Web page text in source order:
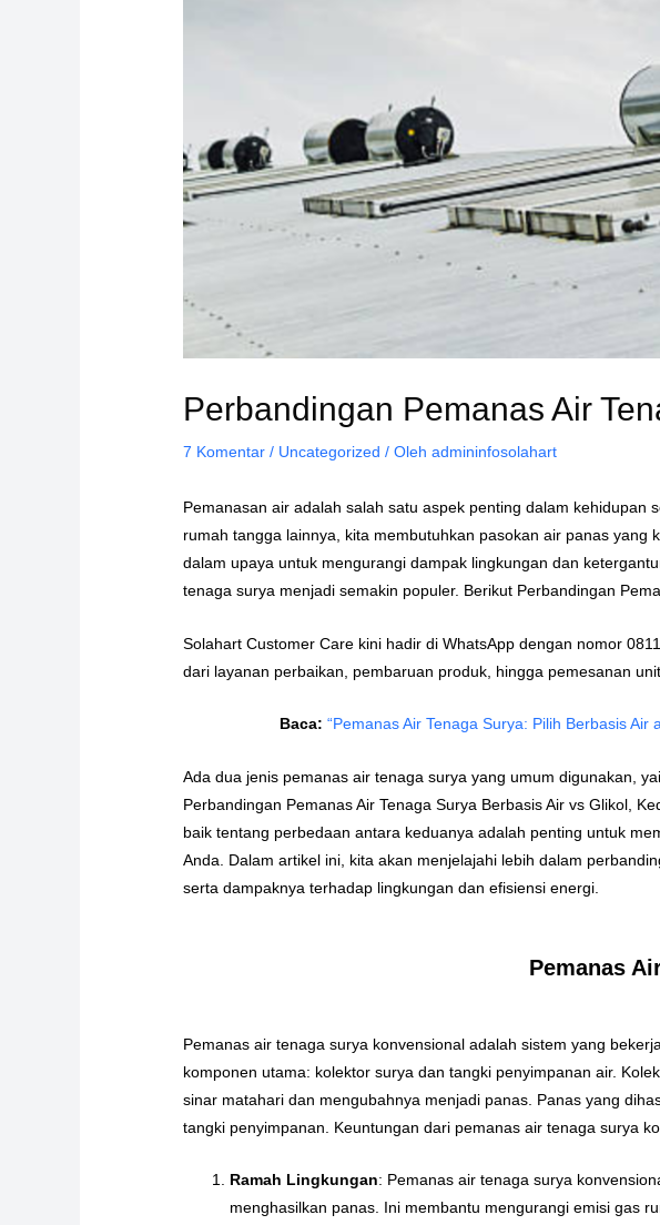
Perbandingan Pemanas Air
7 Komentar / Uncategorized / Olehadmininfosolahart
Pemanasan air adalah salah satu aspek penting dalam
rumah tangga lainnya, kita membutuhkan pasokan air panas
dalam upaya untuk mengurangi dampak lingkungan dan
tenaga surya menjadi semakin populer. Berikut Perbandingan
Solahart Customer Care kini hadir di WhatsApp dengan nomor
dari layanan perbaikan, pembaruan produk, hingga pemesanan
Baca: “Pemanas Air Tenaga Surya: Pilih Berbasis
Ada dua jenis pemanas air tenaga surya yang umum digunakan,
Perbandingan Pemanas Air Tenaga Surya Berbasis Air vs Glikol,
baik tentang perbedaan antara keduanya adalah penting untuk
Anda. Dalam artikel ini, kita akan menjelajahi lebih dalam
serta dampaknya terhadap lingkungan dan efisiensi energi.
Pemanas
Pemanas air tenaga surya konvensional adalah sistem yang
komponen utama: kolektor surya dan tangki penyimpanan air.
sinar matahari dan mengubahnya menjadi panas. Panas yang
tangki penyimpanan. Keuntungan dari pemanas air tenaga surya
Ramah Lingkungan: Pemanas air tenaga surya
menghasilkan panas. Ini membantu mengurangi emisi gas